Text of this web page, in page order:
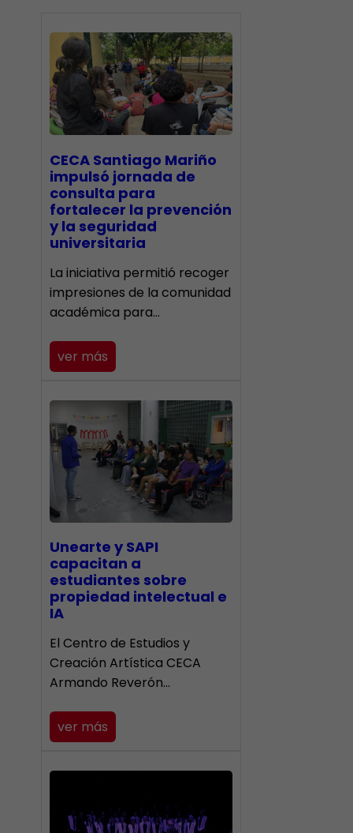
CECA Santiago Mariño
impulsó jornada de
consulta para
fortalecer la prevención
y la seguridad
universitaria
La iniciativa permitió recoger
impresiones de la comunidad
académica para…
ver más
Unearte y SAPI
capacitan a
estudiantes sobre
propiedad intelectual e
IA
El Centro de Estudios y
Creación Artística CECA
Armando Reverón…
ver más